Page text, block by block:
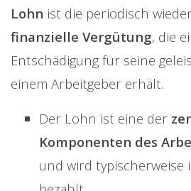
Lohn ist die periodisch
finanzielle Vergütung, die
Entschädigung für seine
einem Arbeitgeber erhält.
Der Lohn ist eine der
Komponenten des
und wird typischerweise